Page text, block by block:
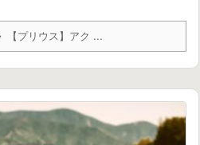
【プリウス】アク ...